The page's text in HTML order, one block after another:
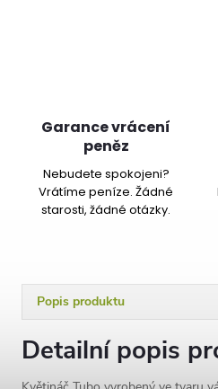
Garance vrácení
peněz
Nebudete spokojeni?
Vrátíme peníze. Žádné
starosti, žádné otázky.
Popis produktu
Detailní popis